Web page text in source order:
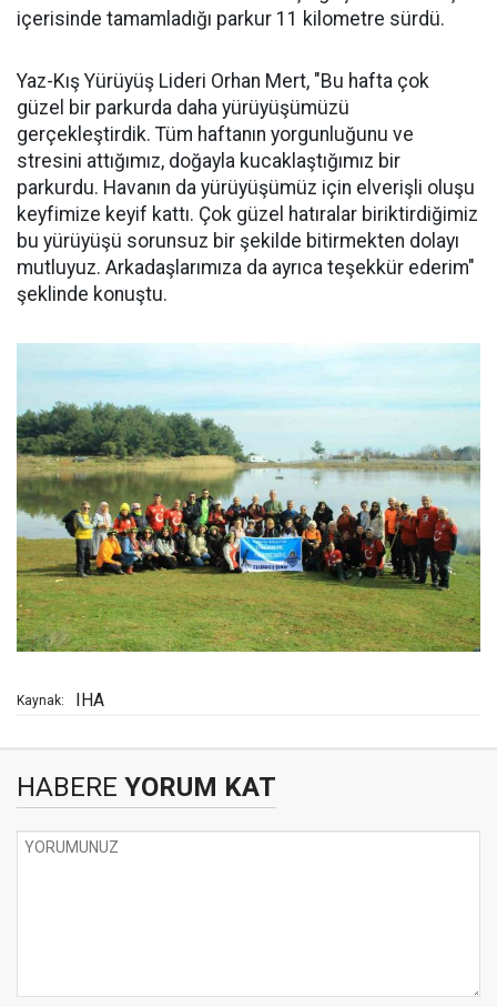
içerisinde tamamladığı parkur 11 kilometre sürdü.
Yaz-Kış Yürüyüş Lideri Orhan Mert, "Bu hafta çok
güzel bir parkurda daha yürüyüşümüzü
gerçekleştirdik. Tüm haftanın yorgunluğunu ve
stresini attığımız, doğayla kucaklaştığımız bir
parkurdu. Havanın da yürüyüşümüz için elverişli oluşu
keyfimize keyif kattı. Çok güzel hatıralar biriktirdiğimiz
bu yürüyüşü sorunsuz bir şekilde bitirmekten dolayı
mutluyuz. Arkadaşlarımıza da ayrıca teşekkür ederim"
şeklinde konuştu.
Kaynak: IHA
HABERE YORUM KAT